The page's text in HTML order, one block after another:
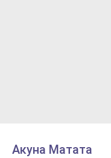
Акуна Матата